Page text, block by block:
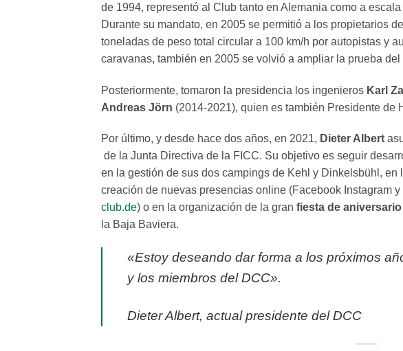
de 1994, representó al Club tanto en Alemania como a
Durante su mandato, en 2005 se permitió a los propietarios
toneladas de peso total circular a 100 km/h por autopistas y
caravanas, también en 2005 se volvió a ampliar la prueba del
Posteriormente, tomaron la presidencia los ingenieros Karl
Andreas Jörn (2014-2021), quien es también Presidente de
Por último, y desde hace dos años, en 2021, Dieter Albert
de la Junta Directiva de la FICC. Su objetivo es seguir
en la gestión de sus dos campings de Kehl y Dinkelsbühl,
creación de nuevas presencias online (Facebook Instagram
club.de) o en la organización de la gran fiesta de
la Baja Baviera.
«Estoy deseando dar forma a los próximos
y los miembros del DCC».
Dieter Albert, actual presidente del DCC